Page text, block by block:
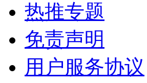
热推专题
免责声明
用户服务协议